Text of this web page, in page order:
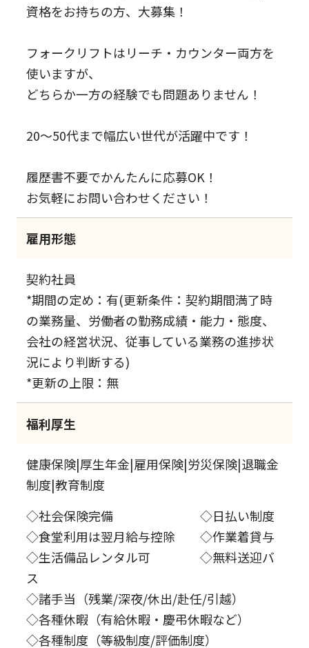
資格をお持ちの方、大募集！
フォークリフトはリーチ・カウンター両方を
使いますが、
どちらか一方の経験でも問題ありません！
20～50代まで幅広い世代が活躍中です！
履歴書不要でかんたんに応募OK！
お気軽にお問い合わせください！
雇用形態
契約社員
*期間の定め：有(更新条件：契約期間満了時
の業務量、労働者の勤務成績・能力・態度、
会社の経営状況、従事している業務の進捗状
況により判断する)
*更新の上限：無
福利厚生
健康保険|厚生年金|雇用保険|労災保険|退職金
制度|教育制度
◇社会保険完備 ◇日払い制度
◇食堂利用は翌月給与控除 ◇作業着貸与
◇生活備品レンタル可 ◇無料送迎バ
ス
◇諸手当（残業/深夜/休出/赴任/引越）
◇各種休暇（有給休暇・慶弔休暇など）
◇各種制度（等級制度/評価制度）